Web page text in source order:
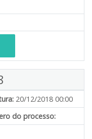
20/12/2018 00:00
do processo: